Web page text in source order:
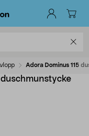
Adora Dominus 115